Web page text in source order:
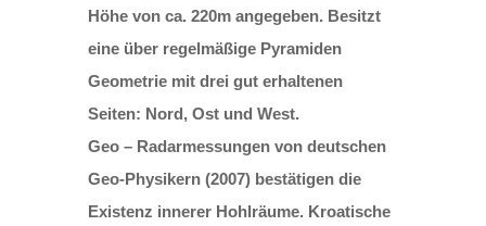
Höhe von ca. 220m angegeben. Besitzt
eine über regelmäßige Pyramiden
Geometrie mit drei gut erhaltenen
Seiten: Nord, Ost und West.
Geo – Radarmessungen von deutschen
Geo-Physikern (2007) bestätigen die
Existenz innerer Hohlräume. Kroatische